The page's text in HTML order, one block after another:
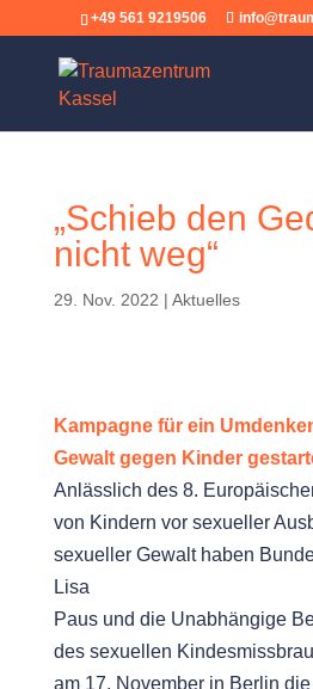
+49 561 9219506
„Schieb den
nicht weg“
29. Nov. 2022 | Aktuelles
Kampagne für ein
Gewalt gegen Kinder
Anlässlich des 8.
von Kindern vor sexueller
sexueller Gewalt haben
Lisa
Paus und die Unabhängige
des sexuellen
am 17. November in Berlin